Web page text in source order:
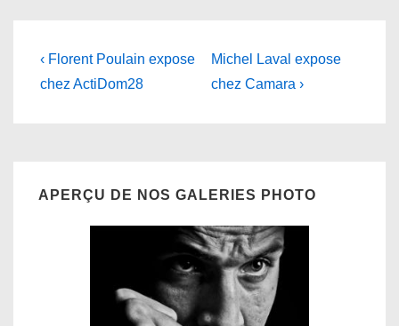
Navigation
de
Previous
Post
‹ Florent Poulain expose
chez ActiDom28
Next
Post
Michel Laval expose
chez Camara ›
APERÇU DE NOS GALERIES PHOTO